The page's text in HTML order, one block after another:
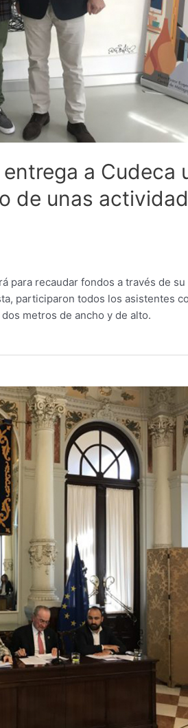
a Cudeca
de unas
para recaudar fondos a través de su
participaron todos los asistentes
metros de ancho y de alto.